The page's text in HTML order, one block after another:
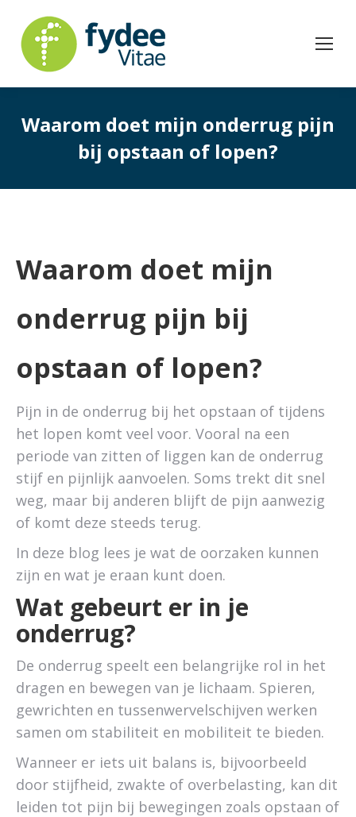
Waarom doet mijn onderrug pijn
bij opstaan of lopen?
Waarom doet mijn
onderrug pijn bij
opstaan of lopen?
Pijn in de onderrug bij het opstaan of tijdens
het lopen komt veel voor. Vooral na een
periode van zitten of liggen kan de onderrug
stijf en pijnlijk aanvoelen. Soms trekt dit snel
weg, maar bij anderen blijft de pijn aanwezig
of komt deze steeds terug.
In deze blog lees je wat de oorzaken kunnen
zijn en wat je eraan kunt doen.
Wat gebeurt er in je
onderrug?
De onderrug speelt een belangrijke rol in het
dragen en bewegen van je lichaam. Spieren,
gewrichten en tussenwervelschijven werken
samen om stabiliteit en mobiliteit te bieden.
Wanneer er iets uit balans is, bijvoorbeeld
door stijfheid, zwakte of overbelasting, kan dit
leiden tot pijn bij bewegingen zoals opstaan of